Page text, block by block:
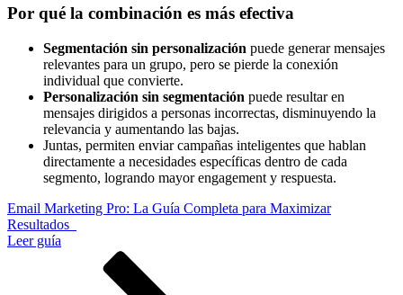
Por qué la combinación es más efectiva
Segmentación sin personalización puede generar mensajes
relevantes para un grupo, pero se pierde la conexión
individual que convierte.
Personalización sin segmentación puede resultar en
mensajes dirigidos a personas incorrectas, disminuyendo la
relevancia y aumentando las bajas.
Juntas, permiten enviar campañas inteligentes que hablan
directamente a necesidades específicas dentro de cada
segmento, logrando mayor engagement y respuesta.
Email Marketing Pro: La Guía Completa para Maximizar
Resultados
Leer guía